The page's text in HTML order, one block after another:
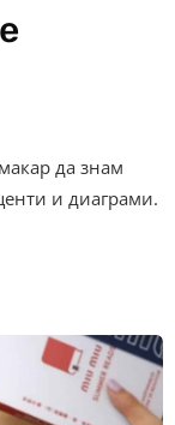
да знам
и диаграми.